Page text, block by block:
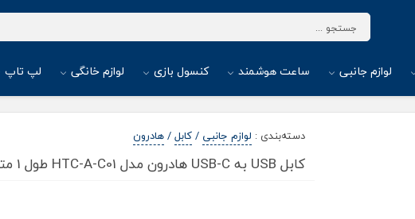
لوازم جانبی ساعت هوشمند کنسول بازی لوازم خانگی لپ تاپ
دسته‌بندی : لوازم جانبی /کابل/هادرون
کابل USB به USB-C هادرون مدل HTC-A-C01 طول 1 متر